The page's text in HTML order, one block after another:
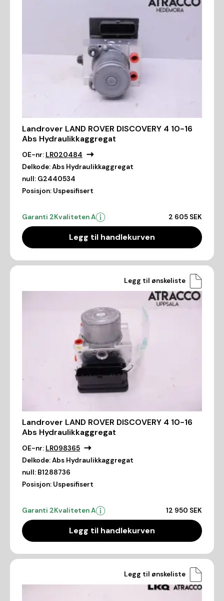
Landrover LAND ROVER DISCOVERY 4 10-16
Abs Hydraulikkaggregat
OE-nr: LR020484
Delkode:Abs Hydraulikkaggregat
null: G2440534
Posisjon: Uspesifisert
Garanti 2Kvaliteten A 2 605 SEK
Legg til handlekurven
Legg til ønskeliste
Landrover LAND ROVER DISCOVERY 4 10-16
Abs Hydraulikkaggregat
OE-nr: LR098365
Delkode:Abs Hydraulikkaggregat
null: B1288736
Posisjon: Uspesifisert
Garanti 2Kvaliteten A 12 950 SEK
Legg til handlekurven
Legg til ønskeliste